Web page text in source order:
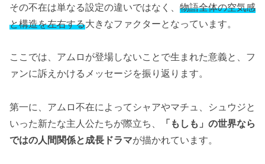
その不在は単なる設定の違いではなく、 物語全体の空気感
と構造を左右する大きなファクターとなっています。
ここでは、アムロが登場しないことで生まれた意義と、フ
ァンに訴えかけるメッセージを振り返ります。
第一に、アムロ不在によってシャアやマチュ、シュウジと
いった新たな主人公たちが際立ち、
「もしも」の世界なら
ではの人間関係と成長ドラマが描かれています。